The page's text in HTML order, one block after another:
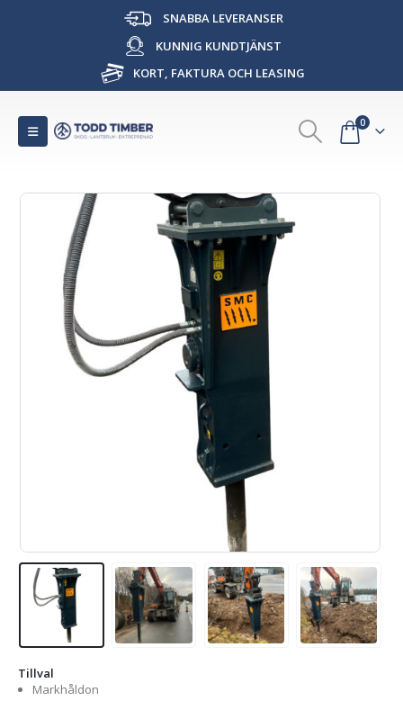
SNABBA LEVERANSER
KUNNIG KUNDTJÄNST
KORT, FAKTURA OCH LEASING
0
Tillval
Markhåldon